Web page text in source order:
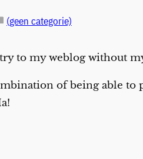
(geen categorie)
to my weblog without
of being able